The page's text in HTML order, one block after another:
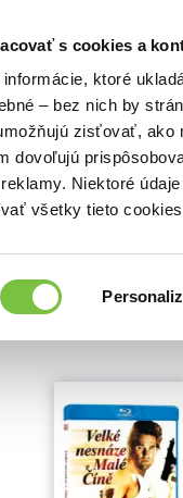
s cookies a
ktoré
– bez nich by
zisťovať, ako
dovoľujú
Niektoré
všetky tieto
Našli sme